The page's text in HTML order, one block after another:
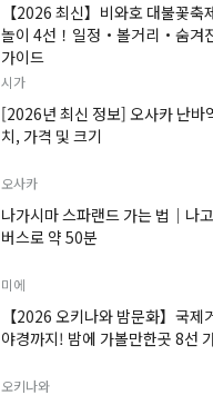
【2026 최신】비와호 대불꽃축
놀이 4선！일정・볼거리・숨겨
가이드
시가
[2026년 최신 정보] 오사카 난바
치, 가격 및 크기
오사카
나가시마 스파랜드 가는 법｜나
버스로 약 50분
미에
【2026 오키나와 밤문화】국제
야경까지! 밤에 가볼만한곳 8선
오키나와